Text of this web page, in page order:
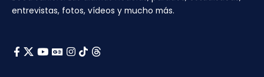
entrevistas, fotos, vídeos y mucho más.